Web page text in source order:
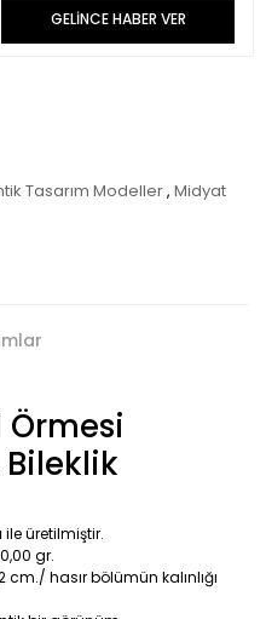
GELİNCE HABER VER
Tasarım Modeller, Midyat
Örmesi
ile üretilmiştir.
gr.
hasır bölümün kalınlığı